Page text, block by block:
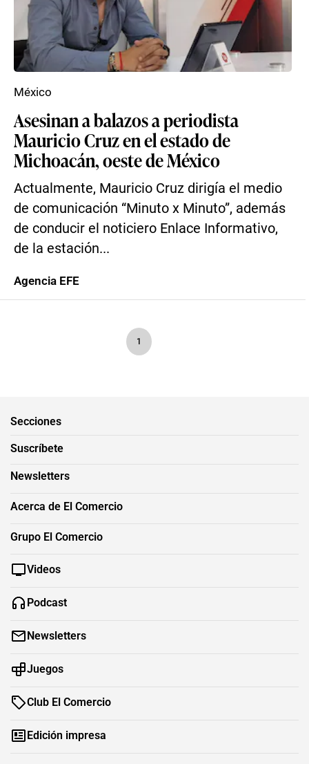
Asesinan a balazos a periodista
Mauricio Cruz en el estado de
Michoacán, oeste de México
Actualmente, Mauricio Cruz dirigía el medio
de comunicación “Minuto x Minuto”, además
de conducir el noticiero Enlace Informativo,
de la estación...
México
Agencia EFE
1
Secciones
Suscríbete
Newsletters
Acerca de El Comercio
Grupo El Comercio
Videos
Podcast
Newsletters
Juegos
Club El Comercio
Edición impresa